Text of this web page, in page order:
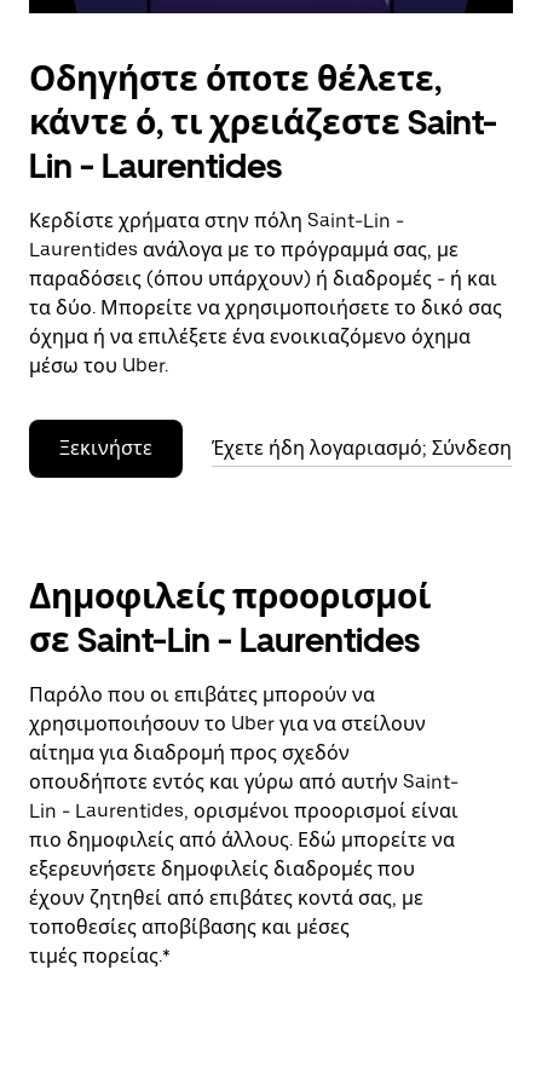
Οδηγήστε όποτε θέλετε,
κάντε ό, τι χρειάζεστε Saint-
Lin - Laurentides
Κερδίστε χρήματα στην πόλη Saint-Lin -
Laurentides ανάλογα με το πρόγραμμά σας, με
παραδόσεις (όπου υπάρχουν) ή διαδρομές - ή και
τα δύο. Μπορείτε να χρησιμοποιήσετε το δικό σας
όχημα ή να επιλέξετε ένα ενοικιαζόμενο όχημα
μέσω του Uber.
Ξεκινήστε Έχετε ήδη λογαριασμό; Σύνδεση
Δημοφιλείς προορισμοί
σε Saint-Lin - Laurentides
Παρόλο που οι επιβάτες μπορούν να
χρησιμοποιήσουν το Uber για να στείλουν
αίτημα για διαδρομή προς σχεδόν
οπουδήποτε εντός και γύρω από αυτήν Saint-
Lin - Laurentides, ορισμένοι προορισμοί είναι
πιο δημοφιλείς από άλλους. Εδώ μπορείτε να
εξερευνήσετε δημοφιλείς διαδρομές που
έχουν ζητηθεί από επιβάτες κοντά σας, με
τοποθεσίες αποβίβασης και μέσες
τιμές πορείας.*